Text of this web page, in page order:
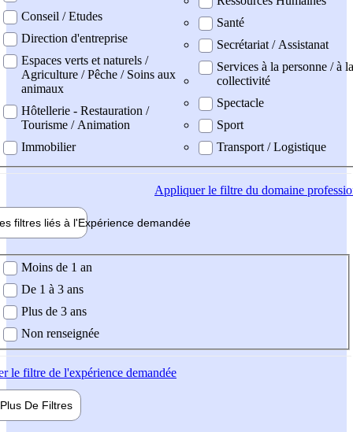
Conseil / Etudes
Direction d'entreprise
Espaces verts et naturels /
Agriculture / Pêche / Soins aux
animaux
Hôtellerie - Restauration /
Tourisme / Animation
Immobilier
Santé
Secrétariat / Assistanat
Services à la personne / à la
collectivité
Spectacle
Sport
Transport / Logistique
Appliquerle filtre du domaine
filtres liés à l'Expérience demandée
demandée
Moins de 1 an
De 1 à 3 ans
Plus de 3 ans
Non renseignée
le filtre de l'expérience demandée
Plus De Filtres